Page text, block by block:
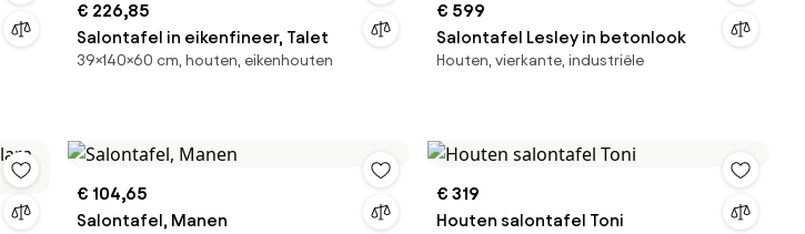
€ 226,85
Salontafel in eikenfineer, Talet
39×140×60 cm, houten, eikenhouten
€ 599
Salontafel Lesley in betonlook
Houten, vierkante, industriële
€ 104,65
Salontafel, Manen
€ 319
Houten salontafel Toni